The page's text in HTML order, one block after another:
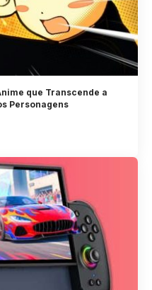
que Transcende a
Personagens